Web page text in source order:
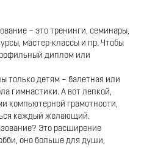
– это тренинги, семинары,
мастер-классы и пр. Чтобы
диплом или
только детям – балетная или
гимнастики. А вот лепкой,
компьютерной грамотности,
каждый желающий.
Это расширение
оно больше для души,